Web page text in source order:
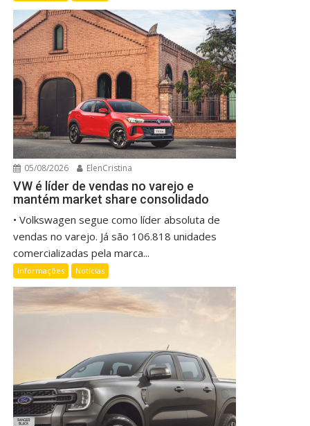
05/08/2026 ElenCristina
VW é líder de vendas no varejo e
mantém market share consolidado
• Volkswagen segue como líder absoluta de
vendas no varejo. Já são 106.818 unidades
comercializadas pela marca...
Informações Notícias